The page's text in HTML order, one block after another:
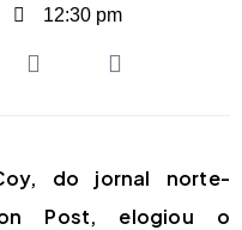
12:30 pm
do jornal norte-
Post, elogiou o